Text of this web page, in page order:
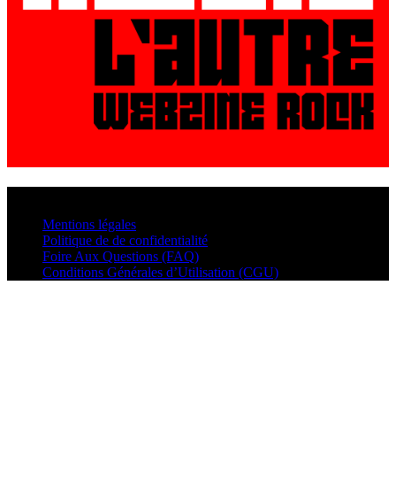
Mentions légales
Politique de de confidentialité
Foire Aux Questions (FAQ)
Conditions Générales d’Utilisation (CGU)